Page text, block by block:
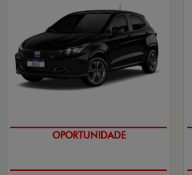
OPORTUNIDADE